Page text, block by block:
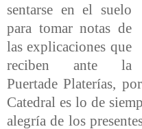
sentarse en el suelo
para tomar notas de
las explicaciones que
reciben ante la
Puertade Platerías,
Catedral es lo de
alegría de los